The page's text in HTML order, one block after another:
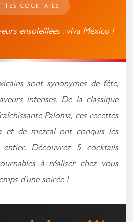
COCKTAILS
ensoleillées : viva México !
sont synonymes de fête,
intenses. De la classique
Paloma, ces recettes
et de mezcal ont conquis les
Découvrez 5 cocktails
à réaliser chez vous
d’une soirée !